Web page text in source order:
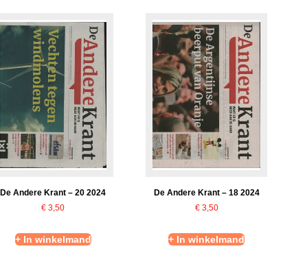
De Andere Krant – 20 2024
€ 3,50
+ In winkelmand
De Andere Krant – 18 2024
€3,50
+ In winkelmand